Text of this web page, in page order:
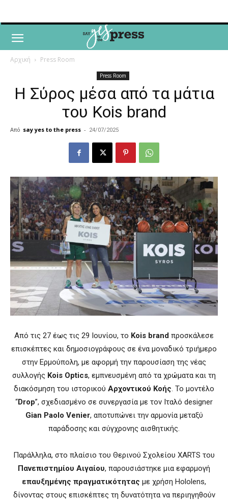
Αρχική Press Room
Press Room
Η Σύρος μέσα από τα μάτια
του Kois brand
Από say yes to the press - 24/07/2025
Από τις 27 έως τις 29 Ιουνίου, το Kois brand προσκάλεσε
επισκέπτες και δημοσιογράφους σε ένα μοναδικό τριήμερο
στην Ερμούπολη, με αφορμή την παρουσίαση της νέας
συλλογής Kois Optics, εμπνευσμένη από τα χρώματα και τη
διακόσμηση του ιστορικού Αρχοντικού Κοής. Το μοντέλο
“Drop”, σχεδιασμένο σε συνεργασία με τον Ιταλό designer
Gian Paolo Venier, αποτυπώνει την αρμονία μεταξύ
παράδοσης και σύγχρονης αισθητικής.
Παράλληλα, στο πλαίσιο του Θερινού Σχολείου XARTS του
Πανεπιστημίου Αιγαίου, παρουσιάστηκε μια εφαρμογή
επαυξημένης πραγματικότητας με χρήση Hololens,
δίνοντας στους επισκέπτες τη δυνατότητα να περιηγηθούν